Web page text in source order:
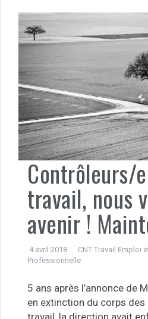
Contrôleurs/
travail, nous
avenir !
4 avril 2018
CNT Travail Emploi
Professionnelle
5 ans après l’annonce de
en extinction du corps